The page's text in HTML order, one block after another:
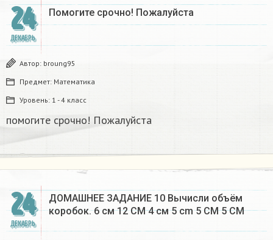
24
ДЕКАБРЬ
Помогите срочно! Пожалуйста
Автор: broung95
Предмет: Математика
Уровень: 1 - 4 класс
помогите срочно! Пожалуйста
24
ДЕКАБРЬ
ДОМАШНЕЕ ЗАДАНИЕ 10 Вычисли объём
коробок. 6 см 12 CM 4 см 5 cm 5 CM 5 CM​